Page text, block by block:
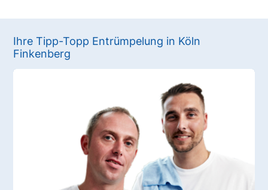
Ihre Tipp-Topp Entrümpelung in Köln
Finkenberg